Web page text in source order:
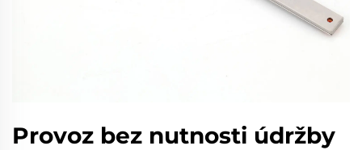
Provoz bez nutnosti údržby